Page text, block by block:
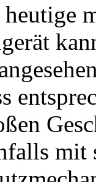
heutige
mit